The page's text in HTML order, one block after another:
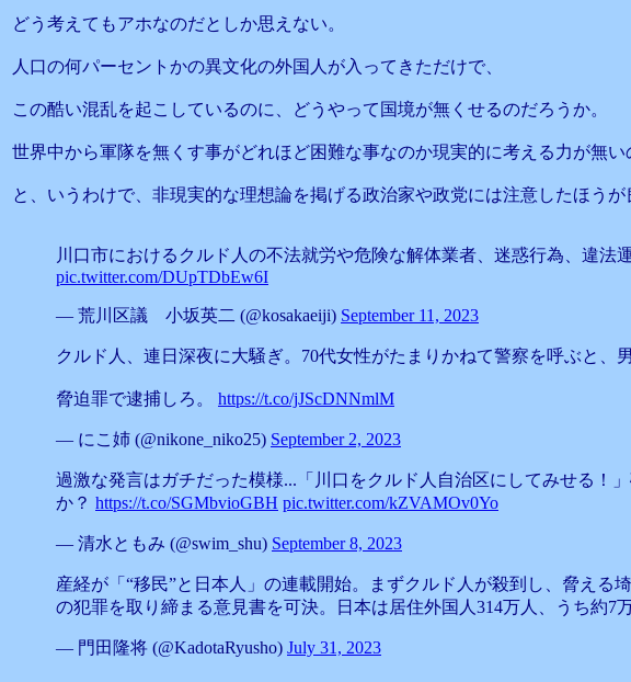
どう考えてもアホなのだとしか思えない。
人口の何パーセントかの異文化の外国人が入ってきただけで、
この酷い混乱を起こしているのに、どうやって国境が無くせるのだろうか。
世界中から軍隊を無くす事がどれほど困難な事なのか現実的に考える力が無い
と、いうわけで、非現実的な理想論を掲げる政治家や政党には注意したほうが
川口市におけるクルド人の不法就労や危険な解体業者、迷惑行為、違
pic.twitter.com/DUpTDbEw6I
— 荒川区議 小坂英二 (@kosakaeiji) September 11, 2023
クルド人、連日深夜に大騒ぎ。70代女性がたまりかねて警察を呼ぶと
脅迫罪で逮捕しろ。 https://t.co/jJScDNNmlM
— にこ姉 (@nikone_niko25) September 2, 2023
過激な発言はガチだった模様...「川口をクルド人自治区にしてみせる！
か？ https://t.co/SGMbvioGBH pic.twitter.com/kZVAMOv0Yo
— 清水ともみ (@swim_shu) September 8, 2023
産経が「“移民”と日本人」の連載開始。まずクルド人が殺到し、脅え
の犯罪を取り締まる意見書を可決。日本は居住外国人314万人、うち約
— 門田隆将 (@KadotaRyusho) July 31, 2023